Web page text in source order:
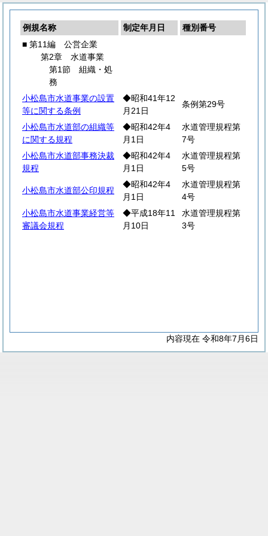
例規名称 制定年月日
種別番号
■ 第11編 公営企業
第2章 水道事業
第1節 組織・処
務
小松島市水道事業の設置
等に関する条例
◆昭和41年12
月21日
条例第29号
小松島市水道部の組織等
に関する規程
◆昭和42年4
月1日
水道管理規程第
7号
小松島市水道部事務決裁
規程
◆昭和42年4
月1日
水道管理規程第
5号
小松島市水道部公印規程
◆昭和42年4
月1日
水道管理規程第
4号
小松島市水道事業経営等
審議会規程
◆平成18年11
月10日
水道管理規程第
3号
内容現在 令和8年7月6日